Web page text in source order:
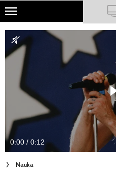
Skip
main
content
NATIONAL GEOGRAPHIC
TRAVELER
PODCASTY
Newsletter
Cuda Polski
Wielki Konkurs Fotograficzny
0:00 / 0:12
Nauka